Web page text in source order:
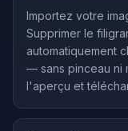
Importez votre
Supprimer le
automatiquement
— sans pinceau ni
l'aperçu et